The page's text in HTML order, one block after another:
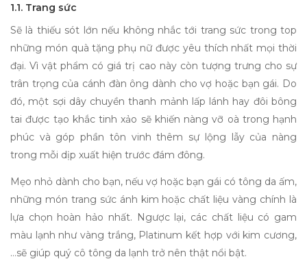
1.1. Trang sức
Sẽ là thiếu sót lớn nếu không nhắc tới trang sức trong top
những món quà tặng phụ nữđược yêu thích nhất mọi thời
đại. Vì vật phẩm có giá trị cao này còn tượng trưng cho sự
trân trọng của cánh đàn ông dành cho vợ hoặc bạn gái. Do
đó, một sợi dây chuyền thanh mảnh lấp lánh hay đôi bông
tai được tạo khắc tinh xảo sẽ khiến nàng vỡ oà trong hạnh
phúc và góp phần tôn vinh thêm sự lộng lẫy của nàng
trong mỗi dịp xuất hiện trước đám đông.
Mẹo nhỏ dành cho bạn, nếu vợ hoặc bạn gái có tông da ấm,
những món trang sức ánh kim hoặc chất liệu vàng chính là
lựa chọn hoàn hảo nhất. Ngược lại, các chất liệu có gam
màu lạnh như vàng trắng, Platinum kết hợp với kim cương,
…sẽ giúp quý cô tông da lạnh trở nên thật nổi bật.